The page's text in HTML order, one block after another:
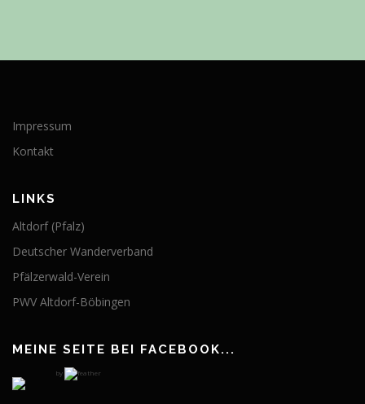
Impressum
Kontakt
LINKS
Altdorf (Pfalz)
Deutscher Wanderverband
Pfälzerwald-Verein
PWV Altdorf-Böbingen
MEINE SEITE BEI FACEBOOK...
by